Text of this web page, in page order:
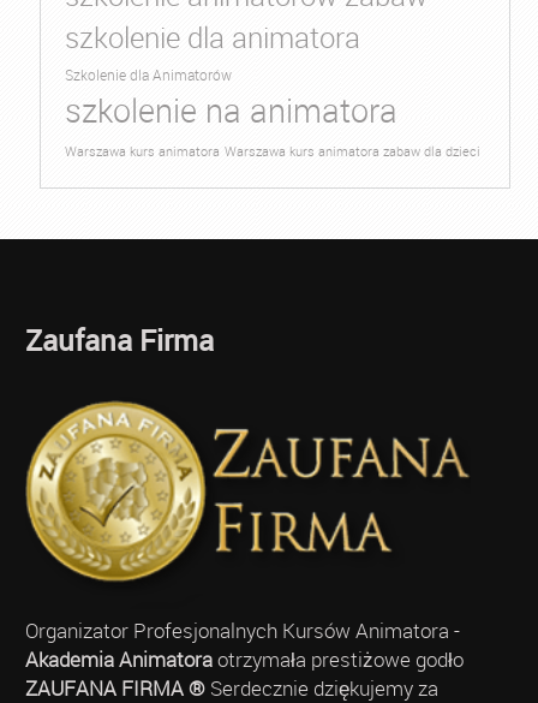
szkolenie dla animatora
Szkolenie dla Animatorów
szkolenie na animatora
Warszawa kurs animatora Warszawa kurs animatora zabaw dla dzieci
Zaufana Firma
Organizator Profesjonalnych Kursów Animatora -
Akademia Animatoraotrzymała prestiżowe godło
ZAUFANA FIRMA ®Serdecznie dziękujemy za